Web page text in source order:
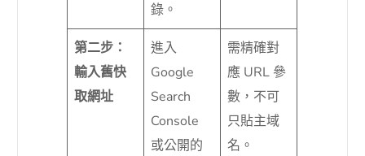
錄。
第二步：
輸入舊快
取網址
進入
Google
Search
Console
或公開的
需精確對
應 URL 參
數，不可
只貼主域
名。